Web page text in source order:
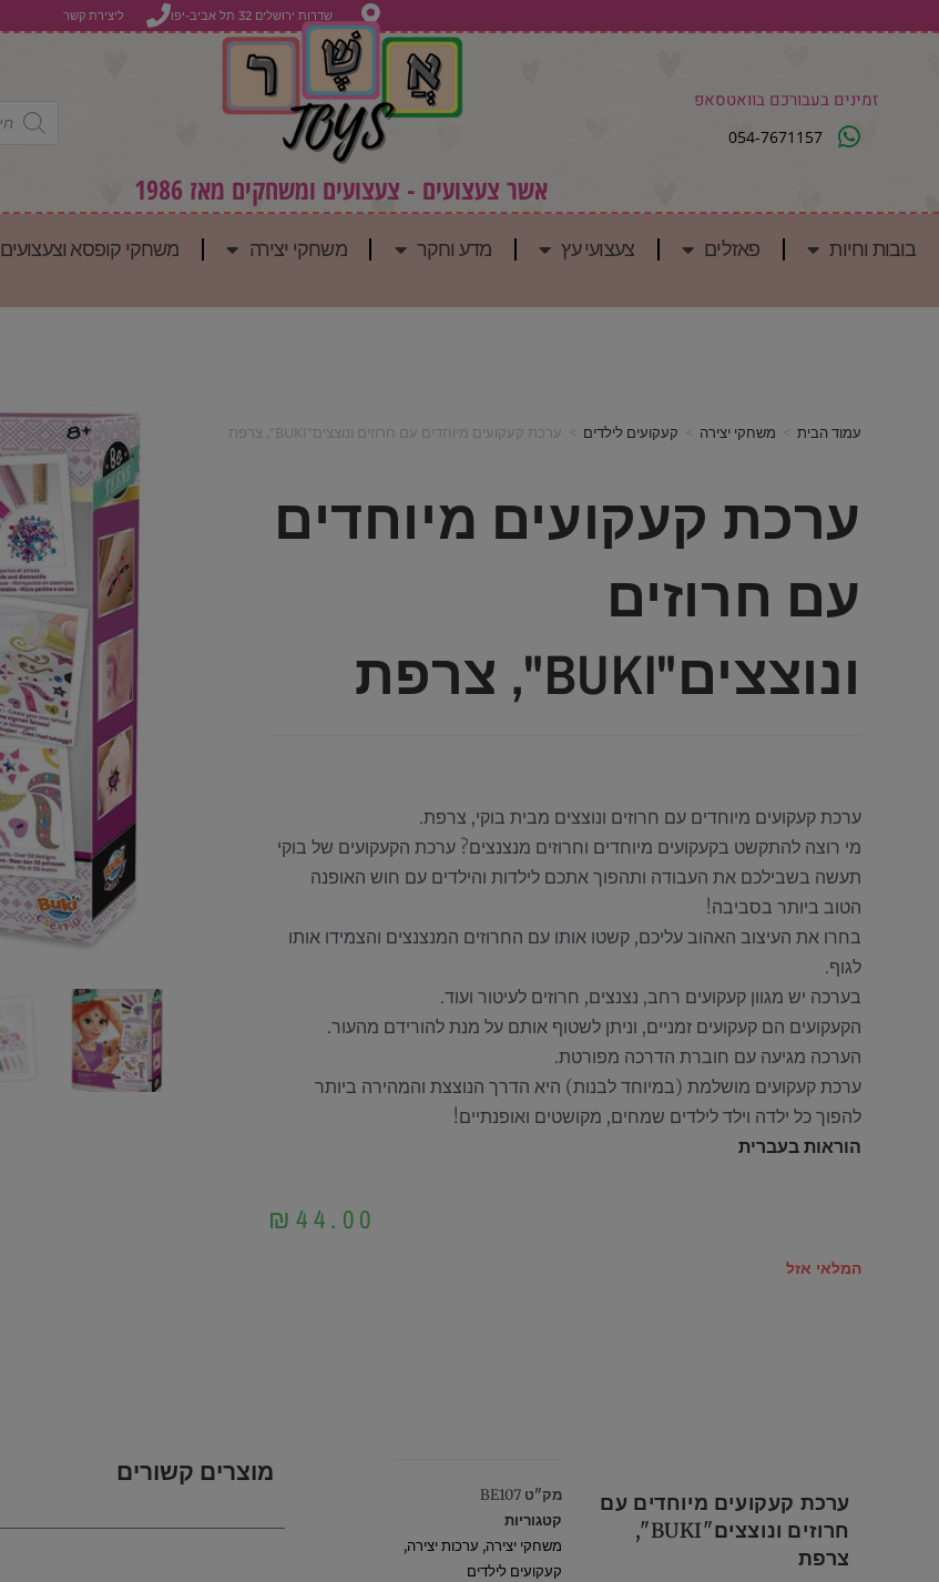
שדרות ירושלים 32 תל אביב-יפו ליצירת קשר
זמינים בעבורכם בוואטסאפ
054-7671157
אשר צעצועים - צעצועים ומשחקים מאז 1986
בובות וחיות פאזלים צעצועי עץ מדע וחקר משחקי יצירה משחקי קופסא וצעצועים
עמוד הבית משחקי יצירה קעקועים לילדים ערכת קעקועים מיוחדים עם חרוזים ונוצצים"BUKI", צרפת
ערכת קעקועים מיוחדים
עם חרוזים
ונוצצים"BUKI", צרפת
ערכת קעקועים מיוחדים עם חרוזים ונוצצים מבית בוקי, צרפת.
מי רוצה להתקשט בקעקועים מיוחדים וחרוזים מנצנצים? ערכת הקעקועים של בוקי
תעשה בשבילכם את העבודה ותהפוך אתכם לילדות והילדים עם חוש האופנה
הטוב ביותר בסביבה!
בחרו את העיצוב האהוב עליכם, קשטו אותו עם החרוזים המנצנצים והצמידו אותו
לגוף.
בערכה יש מגוון קעקועים רחב, נצנצים, חרוזים לעיטור ועוד.
הקעקועים הם קעקועים זמניים, וניתן לשטוף אותם על מנת להורידם מהעור.
הערכה מגיעה עם חוברת הדרכה מפורטת.
ערכת קעקועים מושלמת (במיוחד לבנות) היא הדרך הנוצצת והמהירה ביותר
להפוך כל ילדה וילד לילדים שמחים, מקושטים ואופנתיים!
הוראות בעברית
₪44.00
המלאי אזל
ערכת קעקועים מיוחדים עם
חרוזים ונוצצים"BUKI",
צרפת
מק"ט BE107
קטגוריות
משחקי יצירה, ערכות יצירה,
קעקועים לילדים
מוצרים קשורים